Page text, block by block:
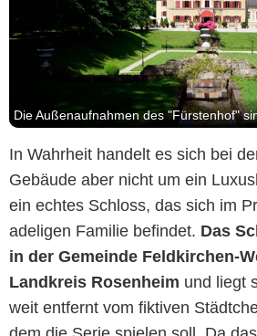
Die Außenaufnahmen des "Fürstenhof"
In Wahrheit handelt es sich bei
Gebäude aber nicht um ein
ein echtes Schloss, das sich im
adeligen Familie befindet. Das
in der Gemeinde Feldkirchen-
Landkreis Rosenheim und liegt
weit entfernt vom fiktiven